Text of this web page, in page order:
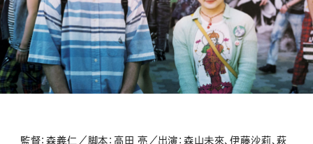
監督：森義仁／脚本：高田 亮／出演：森山未來、伊藤沙莉、萩